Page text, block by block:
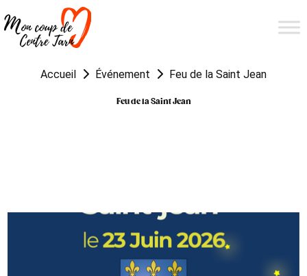
Accueil Événement Feu de la Saint Jean
Feu de la Saint Jean